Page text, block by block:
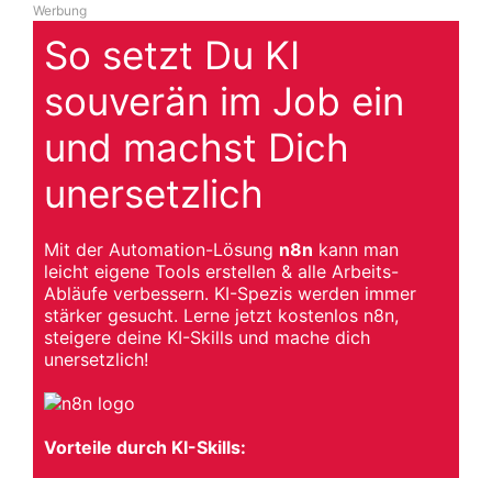
Werbung
So setzt Du KI
souverän im Job ein
und machst Dich
unersetzlich
Mit der Automation-Lösung n8n kann man
leicht eigene Tools erstellen & alle Arbeits-
Abläufe verbessern. KI-Spezis werden immer
stärker gesucht. Lerne jetzt kostenlos n8n,
steigere deine KI-Skills und mache dich
unersetzlich!
Vorteile durch KI-Skills: